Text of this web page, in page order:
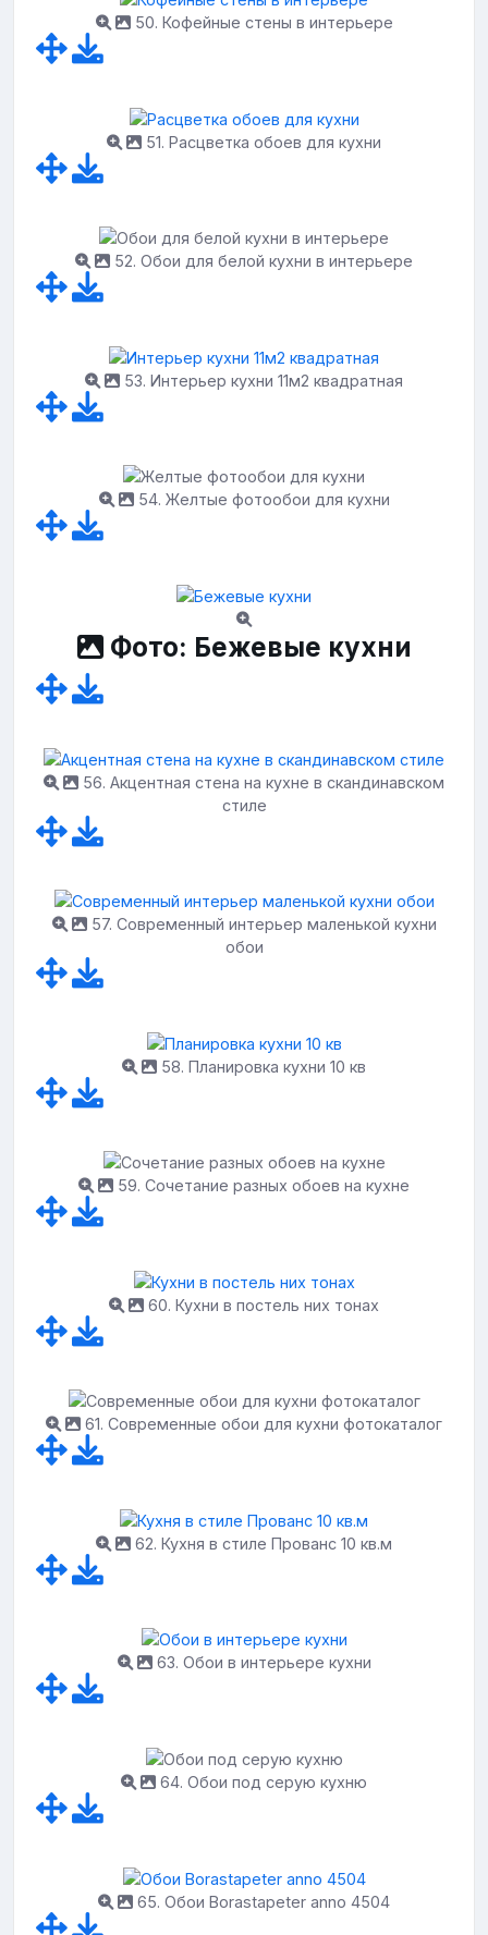
50. Кофейные стены в интерьере
51. Расцветка обоев для кухни
52. Обои для белой кухни в интерьере
53. Интерьер кухни 11м2 квадратная
54. Желтые фотообои для кухни
Фото: Бежевые кухни
56. Акцентная стена на кухне в скандинавском
стиле
57. Современный интерьер маленькой кухни
обои
58. Планировка кухни 10 кв
59. Сочетание разных обоев на кухне
60. Кухни в постель них тонах
61. Современные обои для кухни фотокаталог
62. Кухня в стиле Прованс 10 кв.м
63. Обои в интерьере кухни
64. Обои под серую кухню
65. Обои Borastapeter anno 4504